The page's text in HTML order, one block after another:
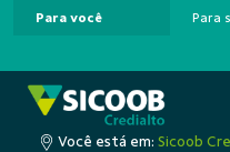
Pular para o Conteúdo
Para você Para
Você está em: Sicoob